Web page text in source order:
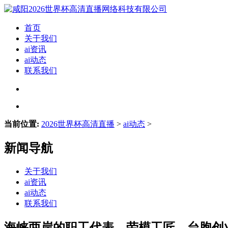
首页
关于我们
ai资讯
ai动态
联系我们
当前位置: 2026世界杯高清直播 > ai动态 >
新闻导航
关于我们
ai资讯
ai动态
联系我们